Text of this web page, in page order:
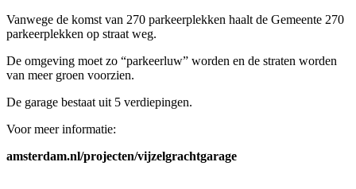
Vanwege de komst van 270 parkeerplekken haalt de Gemeente 270
parkeerplekken op straat weg.
De omgeving moet zo “parkeerluw” worden en de straten worden
van meer groen voorzien.
De garage bestaat uit 5 verdiepingen.
Voor meer informatie:
amsterdam.nl/projecten/vijzelgrachtgarage